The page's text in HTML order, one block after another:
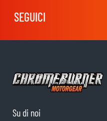
SEGUICI
Su di noi